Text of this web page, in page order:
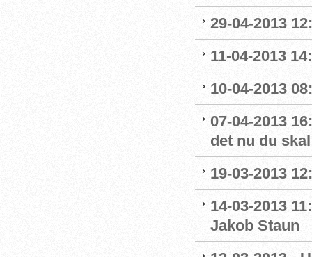
29-04-2013
11-04-2013
10-04-2013
07-04-2013
det nu du
19-03-2013
14-03-2013
Jakob Staun